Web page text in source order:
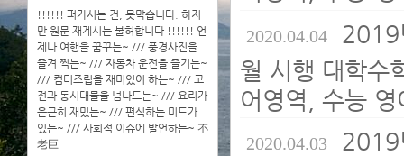
!!!!!! 퍼가시는 건, 못막습니다. 하지
만 원문 재게시는 불허합니다 !!!!!! 언
제나 여행을 꿈꾸는~ /// 풍경사진을
즐겨 찍는~ /// 자동차 운전을 즐기는~
/// 컴터조립을 재미있어 하는~ /// 고
전과 동시대물을 넘나드는~ /// 요리가
은근히 재밌는~ /// 편식하는 미드가
있는~ /// 사회적 이슈에 발언하는~ 不
老巨
2020.04.04 2019
월 시행 대학수
어영역, 수능
2020.04.03 2019